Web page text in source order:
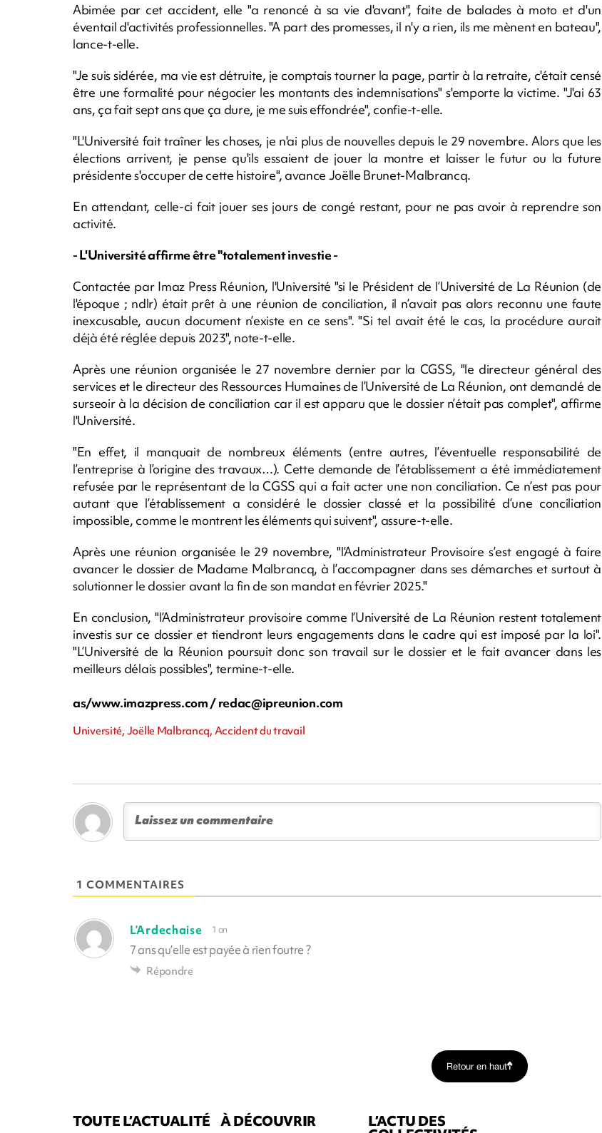
Abimée par cet accident, elle "a renoncé à sa vie d'avant", faite de balades à moto et d'un
éventail d'activités professionnelles. "A part des promesses, il n'y a rien, ils me mènent en bateau",
lance-t-elle.
"Je suis sidérée, ma vie est détruite, je comptais tourner la page, partir à la retraite, c'était censé
être une formalité pour négocier les montants des indemnisations" s'emporte la victime. "J'ai 63
ans, ça fait sept ans que ça dure, je me suis effondrée", confie-t-elle.
"L'Université fait traîner les choses, je n'ai plus de nouvelles depuis le 29 novembre. Alors que les
élections arrivent, je pense qu'ils essaient de jouer la montre et laisser le futur ou la future
présidente s'occuper de cette histoire", avance Joëlle Brunet-Malbrancq.
En attendant, celle-ci fait jouer ses jours de congé restant, pour ne pas avoir à reprendre son
activité.
- L'Université affirme être "totalement investie -
Contactée par Imaz Press Réunion, l'Université "si le Président de l’Université de La Réunion (de
l'époque ; ndlr) était prêt à une réunion de conciliation, il n’avait pas alors reconnu une faute
inexcusable, aucun document n’existe en ce sens". "Si tel avait été le cas, la procédure aurait
déjà été réglée depuis 2023", note-t-elle.
Après une réunion organisée le 27 novembre dernier par la CGSS, "le directeur général des
services et le directeur des Ressources Humaines de l’Université de La Réunion, ont demandé de
surseoir à la décision de conciliation car il est apparu que le dossier n’était pas complet", affirme
l'Université.
"En effet, il manquait de nombreux éléments (entre autres, l’éventuelle responsabilité de
l’entreprise à l’origine des travaux…). Cette demande de l’établissement a été immédiatement
refusée par le représentant de la CGSS qui a fait acter une non conciliation. Ce n’est pas pour
autant que l’établissement a considéré le dossier classé et la possibilité d’une conciliation
impossible, comme le montrent les éléments qui suivent", assure-t-elle.
Après une réunion organisée le 29 novembre, "l’Administrateur Provisoire s’est engagé à faire
avancer le dossier de Madame Malbrancq, à l’accompagner dans ses démarches et surtout à
solutionner le dossier avant la fin de son mandat en février 2025."
En conclusion, "l’Administrateur provisoire comme l’Université de La Réunion restent totalement
investis sur ce dossier et tiendront leurs engagements dans le cadre qui est imposé par la loi".
"L’Université de la Réunion poursuit donc son travail sur le dossier et le fait avancer dans les
meilleurs délais possibles", termine-t-elle.
as/www.imazpress.com /redac@ipreunion.com
Université, Joëlle Malbrancq, Accident du travail
1 COMMENTAIRES
L’Ardechaise 1 an
7 ans qu’elle est payée à rien foutre ?
Répondre
Retour en haut
TOUTE L’ACTUALITÉ À DÉCOUVRIR L’ACTU DES